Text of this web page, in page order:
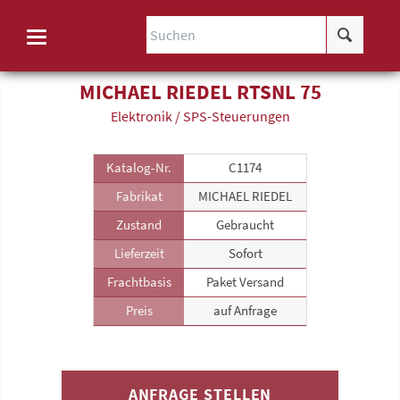
MICHAEL RIEDEL RTSNL 75
Elektronik / SPS-Steuerungen
Katalog-Nr.
C1174
Fabrikat
MICHAEL RIEDEL
Zustand
Gebraucht
Lieferzeit
Sofort
Frachtbasis
Paket Versand
Preis
auf Anfrage
ANFRAGE STELLEN